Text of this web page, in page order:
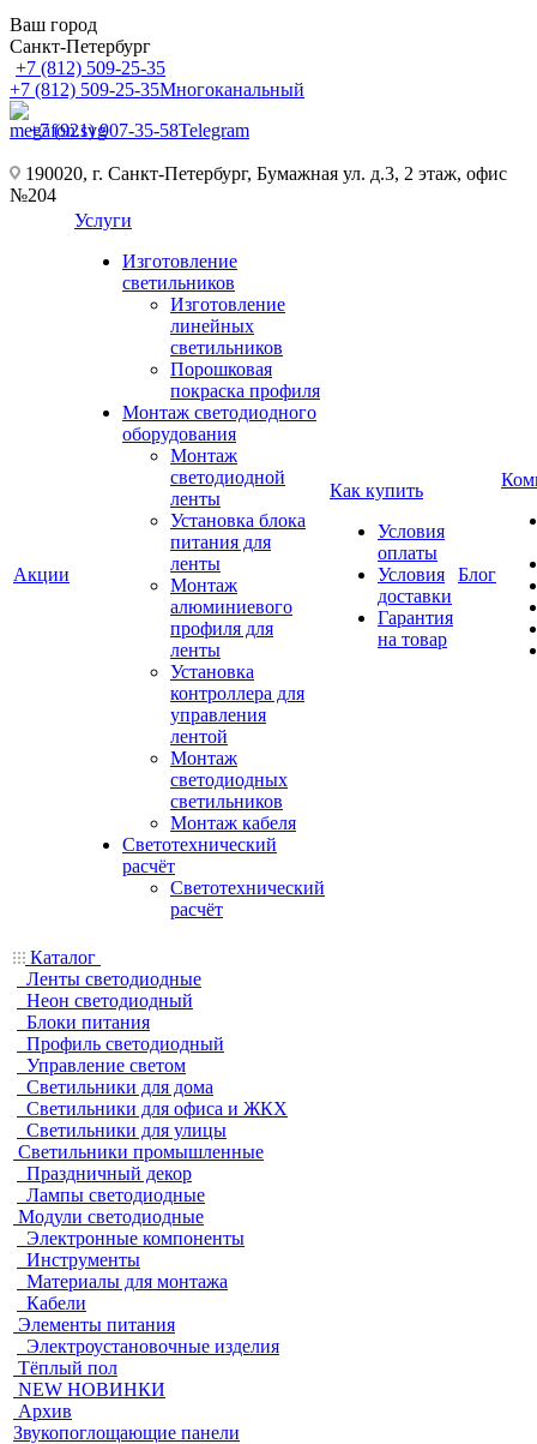
Ваш город
Санкт-Петербург
+7 (812) 509-25-35
+7 (812) 509-25-35Многоканальный
+7 (921) 907-35-58Telegram
190020, г. Санкт-Петербург, Бумажная ул. д.3, 2 этаж, офис
№204
Акции
Услуги
Изготовление
светильников
Изготовление
линейных
светильников
Порошковая
покраска профиля
Монтаж светодиодного
оборудования
Монтаж
светодиодной
ленты
Установка блока
питания для
ленты
Монтаж
алюминиевого
профиля для
ленты
Установка
контроллера для
управления
лентой
Монтаж
светодиодных
светильников
Монтаж кабеля
Светотехнический
расчёт
Светотехнический
расчёт
Как купить
Условия
оплаты
Условия
доставки
Гарантия
на товар
Блог
Каталог
Ленты светодиодные
Неон светодиодный
Блоки питания
Профиль светодиодный
Управление светом
Светильники для дома
Светильники для офиса и ЖКХ
Светильники для улицы
Светильники промышленные
Праздничный декор
Лампы светодиодные
Модули светодиодные
Электронные компоненты
Инструменты
Материалы для монтажа
Кабели
Элементы питания
Электроустановочные изделия
Тёплый пол
NEW НОВИНКИ
Архив
Звукопоглощающие панели